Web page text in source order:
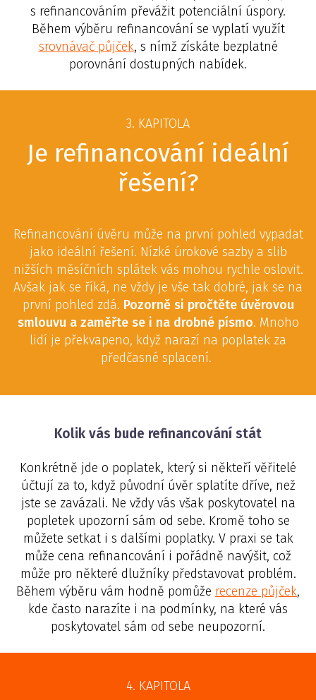
s refinancováním převážit potenciální úspory.
Během výběru refinancování se vyplatí využít
srovnávač půjček, s nímž získáte bezplatné
porovnání dostupných nabídek.
3. KAPITOLA
Je refinancování ideální
řešení?
Refinancování úvěru může na první pohled vypadat
jako ideální řešení. Nízké úrokové sazby a slib
nižších měsíčních splátek vás mohou rychle oslovit.
Avšak jak se říká, ne vždy je vše tak dobré, jak se na
první pohled zdá. Pozorně si pročtěte úvěrovou
smlouvu a zaměřte se i na drobné písmo. Mnoho
lidí je překvapeno, když narazí na poplatek za
předčasné splacení.
Kolik vás bude refinancování stát
Konkrétně jde o poplatek, který si někteří věřitelé
účtují za to, když původní úvěr splatíte dříve, než
jste se zavázali. Ne vždy vás však poskytovatel na
popletek upozorní sám od sebe. Kromě toho se
můžete setkat i s dalšími poplatky. V praxi se tak
může cena refinancování i pořádně navýšit, což
může pro některé dlužníky představovat problém.
Během výběru vám hodně pomůže recenze půjček,
kde často narazíte i na podmínky, na které vás
poskytovatel sám od sebe neupozorní.
4. KAPITOLA